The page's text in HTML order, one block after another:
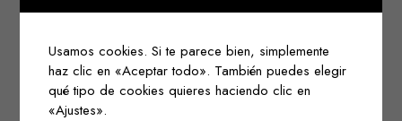
176
Completed Projects
Usamos cookies. Si te parece bien, simplemente
haz clic en «Aceptar todo». También puedes elegir
qué tipo de cookies quieres haciendo clic en
«Ajustes».